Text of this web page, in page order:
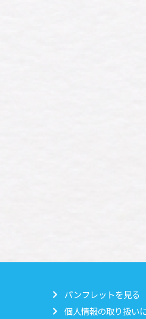
パンフレットを見る
個人情報の取り扱い